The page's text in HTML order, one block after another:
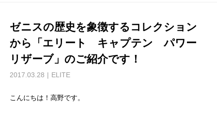
ゼニスの歴史を象徴するコレクション
から「エリート キャプテン パワー
リザーブ」のご紹介です！
2017.03.28 ELITE
こんにちは！高野です。